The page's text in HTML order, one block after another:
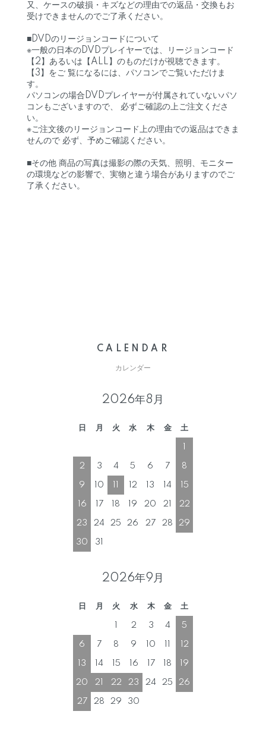
又、ケースの破損・キズなどの理由での返品・交換もお
受けできませんのでご了承ください。
■DVDのリージョンコードについて
※一般の日本のDVDプレイヤーでは、リージョンコード
【2】あるいは【ALL】のものだけが視聴できます。
【3】をご 覧になるには、パソコンでご覧いただけま
す。
パソコンの場合DVDプレイヤーが付属されていないパソ
コンもございますので、 必ずご確認の上ご注文くださ
い。
※ご注文後のリージョンコード上の理由での返品はできま
せんので 必ず、予めご確認ください。
■その他 商品の写真は撮影の際の天気、照明、モニター
の環境などの影響で、実物と違う場合がありますのでご
了承ください。
CALENDAR
カレンダー
2026年8月
日 月 火 水 木 金 土
2 3 4 5 6 7 8
9 10 12 13 14 15
16 17 18 19 20 21 22
23 24 25 26 27 28 29
30 31
2026年9月
日 月 火 水 木 金 土
2 3 4 5
6 7 8 9 10 12
13 14 15 16 17 18 19
20 21 22 23 24 25 26
27 28 29 30